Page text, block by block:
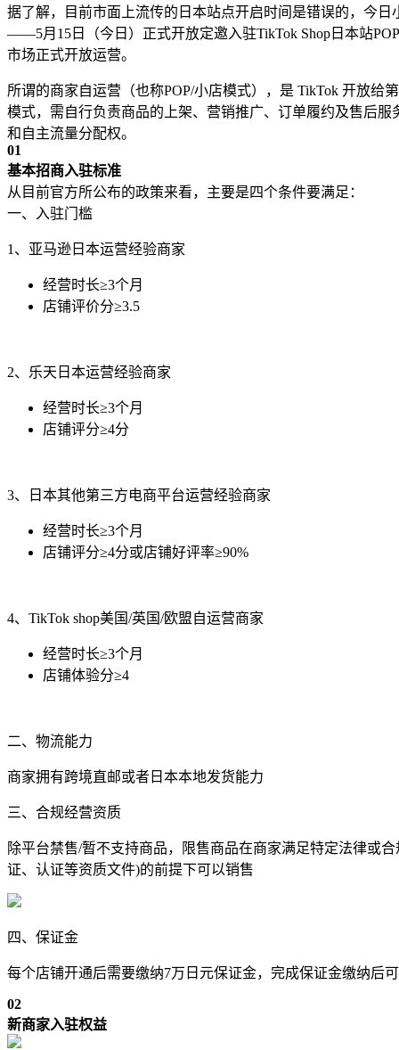
据了解，目前市面上流传的日本站点开启时间是错误的，今日
——5月15日（今日）正式开放定邀入驻TikTok Shop日本站
市场正式开放运营。
所谓的商家自运营（也称POP/小店模式），是 TikTok 开放给
模式，需自行负责商品的上架、营销推广、订单履约及售后服
和自主流量分配权。
01
基本招商入驻标准
从目前官方所公布的政策来看，主要是四个条件要满足：
一、入驻门槛
1、亚马逊日本运营经验商家
经营时长≥3个月
店铺评价分≥3.5
2、乐天日本运营经验商家
经营时长≥3个月
店铺评分≥4分
3、日本其他第三方电商平台运营经验商家
经营时长≥3个月
店铺评分≥4分或店铺好评率≥90%
4、TikTok shop美国/英国/欧盟自运营商家
经营时长≥3个月
店铺体验分≥4
二、物流能力
商家拥有跨境直邮或者日本本地发货能力
三、合规经营资质
除平台禁售/暂不支持商品，限售商品在商家满足特定法律或
证、认证等资质文件)的前提下可以销售
四、保证金
每个店铺开通后需要缴纳7万日元保证金，完成保证金缴纳后
02
新商家入驻权益